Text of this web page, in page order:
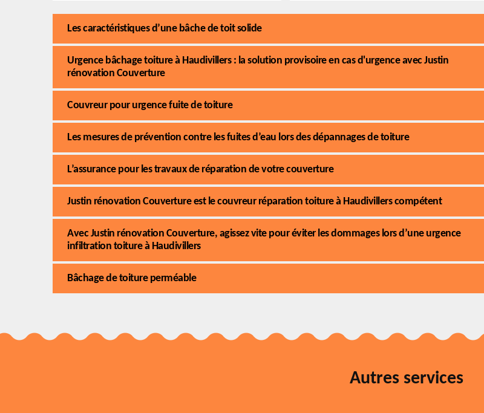
Les caractéristiques d’une bâche de toit solide
Urgence bâchage toiture à Haudivillers : la solution provisoire en cas d'urgence avec Justin
rénovation Couverture
Couvreur pour urgence fuite de toiture
Les mesures de prévention contre les fuites d’eau lors des dépannages de toiture
L’assurance pour les travaux de réparation de votre couverture
Justin rénovation Couverture est le couvreur réparation toiture à Haudivillers compétent
Avec Justin rénovation Couverture, agissez vite pour éviter les dommages lors d’une urgence
infiltration toiture à Haudivillers
Bâchage de toiture perméable
Autres services